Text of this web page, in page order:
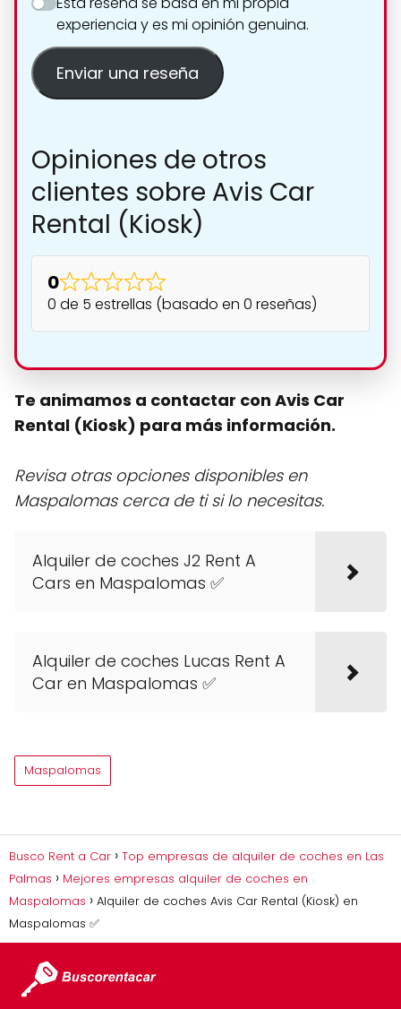
experiencia y es mi opinión genuina.
Enviar una reseña
Opiniones de otros
clientes sobre Avis Car
Rental (Kiosk)
0
0 de 5 estrellas (basado en 0 reseñas)
Te animamos a contactar con Avis Car
Rental (Kiosk) para más información.
Revisa otras opciones disponibles en
Maspalomas cerca de ti si lo necesitas.
Alquiler de coches J2 Rent A
Cars en Maspalomas ✅
Alquiler de coches Lucas Rent A
Car en Maspalomas ✅
Maspalomas
Busco Rent a Car
Top empresas de alquiler de coches en Las
Palmas
Mejores empresas alquiler de coches en
Maspalomas
Alquiler de coches Avis Car Rental (Kiosk) en
Maspalomas ✅